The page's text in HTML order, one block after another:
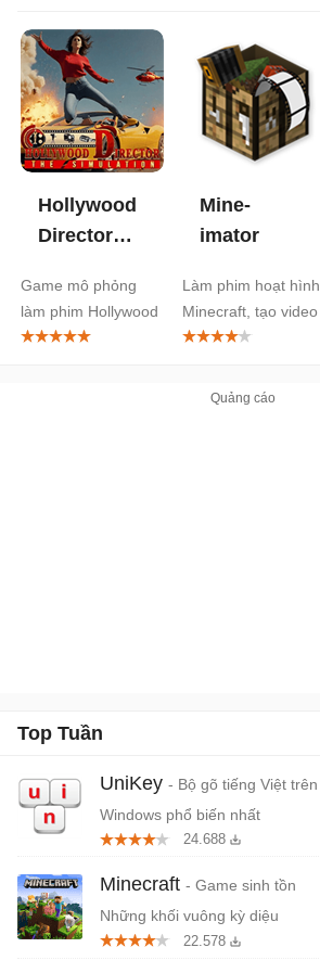
Hollywood
Director
Simulation
Game mô phỏng
làm phim Hollywood
chuẩn
Mine-
imator
Làm phim hoạt hình
Minecraft, tạo video
Minecraft
Top Tuần
UniKey - Bộ gõ tiếng Việt trên
Windows phổ biến nhất
24.688
Minecraft - Game sinh tồn
Những khối vuông kỳ diệu
22.578